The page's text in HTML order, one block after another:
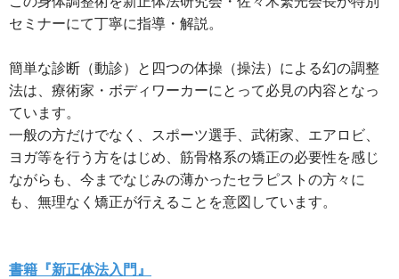
セミナーにて丁寧に指導・解説。
簡単な診断（動診）と四つの体操（操法）による幻の調整
法は、療術家・ボディワーカーにとって必見の内容となっ
ています。
一般の方だけでなく、スポーツ選手、武術家、エアロビ、
ヨガ等を行う方をはじめ、筋骨格系の矯正の必要性を感じ
ながらも、今までなじみの薄かったセラピストの方々に
も、無理なく矯正が行えることを意図しています。
書籍『新正体法入門』